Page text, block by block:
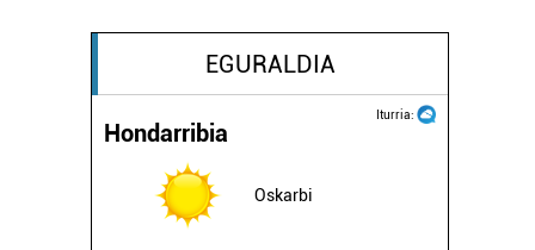
EGURALDIA
Iturria:
Hondarribia
Oskarbi